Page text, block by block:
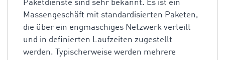
Paketdienste sind sehr bekannt. Es ist ein
Massengeschäft mit standardisierten Paketen,
die über ein engmaschiges Netzwerk verteilt
und in definierten Laufzeiten zugestellt
werden. Typischerweise werden mehrere